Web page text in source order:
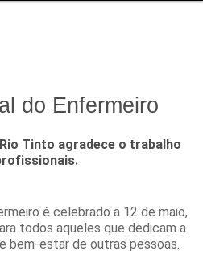
do Enfermeiro
Tinto agradece o trabalho
é celebrado a 12 de maio,
todos aqueles que dedicam a
bem-estar de outras pessoas.